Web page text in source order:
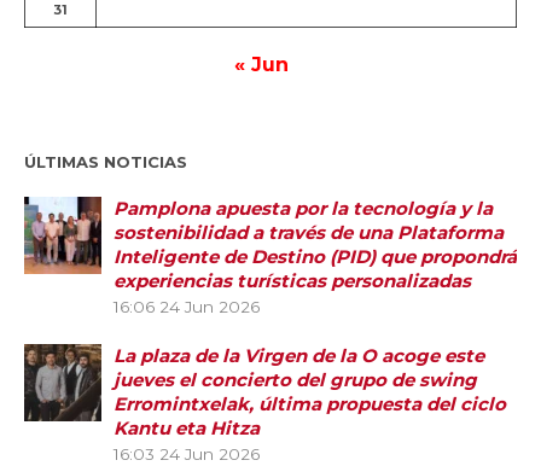
31
« Jun
ÚLTIMAS NOTICIAS
Pamplona apuesta por la tecnología y la
sostenibilidad a través de una Plataforma
Inteligente de Destino (PID) que propondrá
experiencias turísticas personalizadas
16:06 24 Jun 2026
La plaza de la Virgen de la O acoge este
jueves el concierto del grupo de swing
Erromintxelak, última propuesta del ciclo
Kantu eta Hitza
16:03 24 Jun 2026